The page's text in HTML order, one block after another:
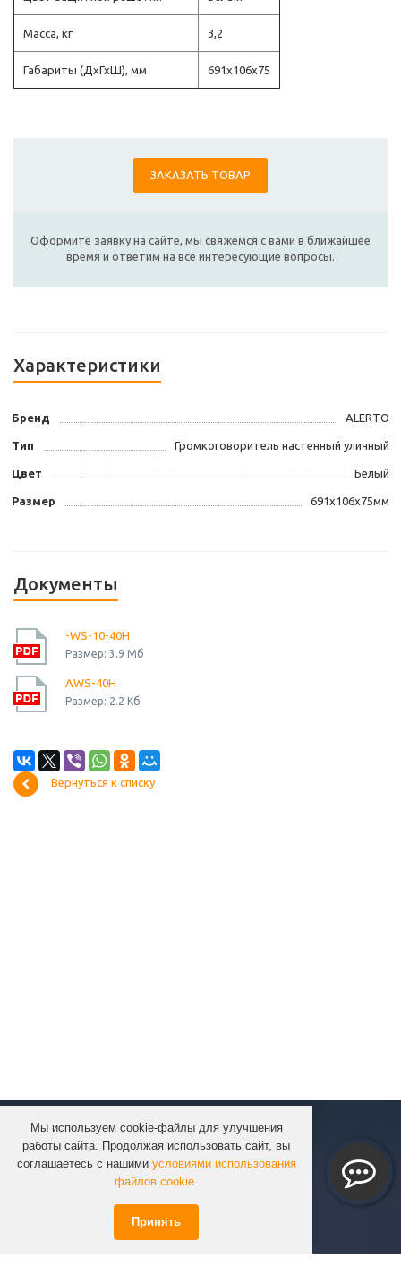
Мы используем cookie-файлы для улучшения
работы сайта. Продолжая использовать сайт, вы
соглашаетесь с нашими условиями использования
файлов cookie.
Принять
Масса, кг 3,2
Габариты (ДхГхШ), мм 691х106х75
ЗАКАЗАТЬ ТОВАР
Оформите заявку на сайте, мы свяжемся с вами в ближайшее
время и ответим на все интересующие вопросы.
Характеристики
Бренд ALERTO
Тип Громкоговоритель настенный уличный
Цвет Белый
Размер 691х106х75мм
Документы
-WS-10-40H
Размер: 3.9 Мб
AWS-40H
Размер: 2.2 Кб
Вернуться к списку
КОМПАНИЯ
КАТАЛОГ
УСЛУГИ
ИНФОРМАЦИЯ